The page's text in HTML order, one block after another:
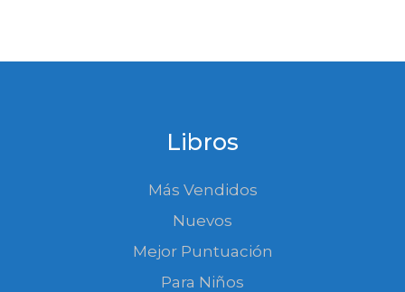
Libros
Más Vendidos
Nuevos
Mejor Puntuación
Para Niños